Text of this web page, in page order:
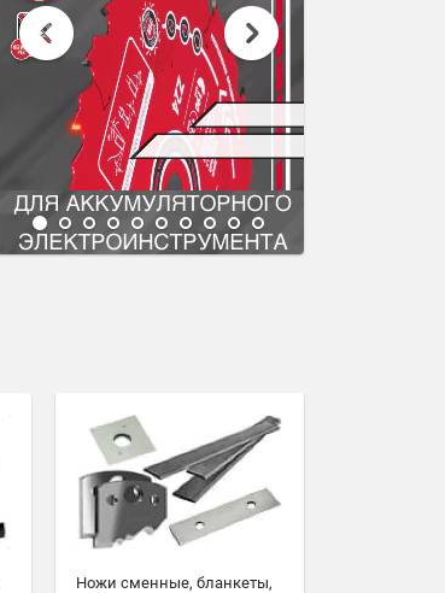
Ножи сменные, бланкеты,